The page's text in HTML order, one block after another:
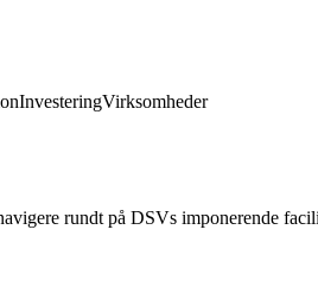
InvesteringVirksomheder
rundt på DSVs imponerende